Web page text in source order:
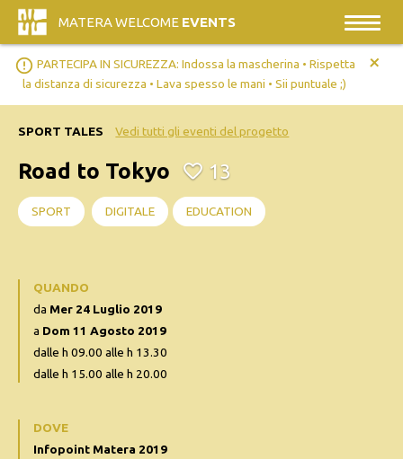
MATERA WELCOME EVENTS
error_outline PARTECIPA IN SICUREZZA: Indossa la mascherina • Rispetta
la distanza di sicurezza • Lava spesso le mani • Sii puntuale ;)
+
SPORT TALES Vedi tutti gli eventi del progetto
Road to Tokyo 13
SPORT DIGITALE EDUCATION
QUANDO
da Mer 24 Luglio 2019
a Dom 11 Agosto 2019
dalle h 09.00 alle h 13.30
dalle h 15.00 alle h 20.00
DOVE
Infopoint Matera 2019